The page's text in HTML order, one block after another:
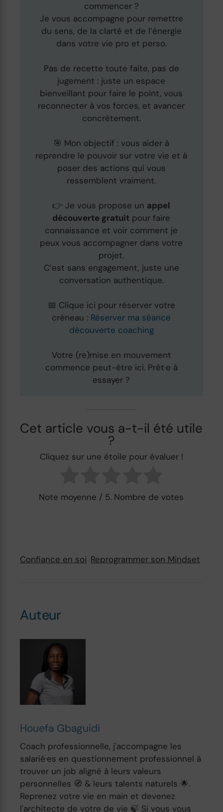
commencer ?
Je vous accompagne pour remettre
du sens, de la clarté et de l’énergie
dans votre vie pro et perso.
Pas de recette toute faite, pas de
jugement : juste un espace
bienveillant pour faire le point, vous
reconnecter à vos forces, et avancer
concrètement.
🎯 Mon objectif : vous aider à
reprendre le pouvoir sur votre vie et à
poser des actions qui vous
ressemblent vraiment.
👉 Je vous propose un appel
découverte gratuit pour faire
connaissance et voir comment je
peux vous accompagner dans votre
projet.
C’est sans engagement, juste une
conversation authentique.
📅 Clique ici pour réserver votre
créneau : Réserver ma séance
découverte coaching
Votre (re)mise en mouvement
commence peut-être ici. Prêt·e à
essayer ?
Cet article vous a-t-il été utile
?
Cliquez sur une étoile pour évaluer !
Note moyenne / 5. Nombre de votes
Confiance en soi Reprogrammer son Mindset
Auteur
Houefa Gbaguidi
Coach professionnelle, j'accompagne les
salarié·es en questionnement professionnel à
trouver un job aligné à leurs valeurs
personnelles 🧭 & leurs talents naturels 🌟.
Reprenez votre vie en main et devenez
l'architecte de votre de vie 🍃 Si vous vous